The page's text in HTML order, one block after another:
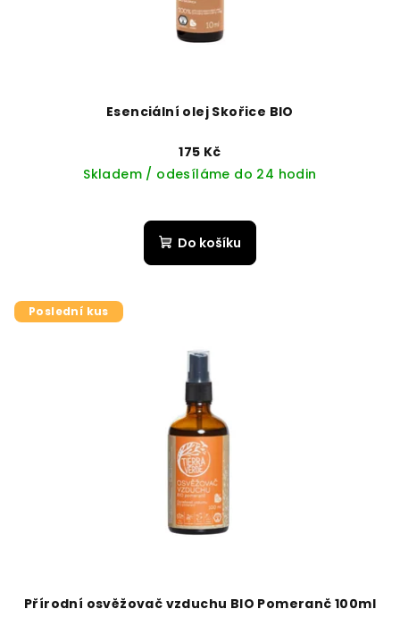
Esenciální olej Skořice BIO
175 Kč
Skladem / odesíláme do 24 hodin
Do košíku
Poslední kus
Přírodní osvěžovač vzduchu BIO Pomeranč 100ml